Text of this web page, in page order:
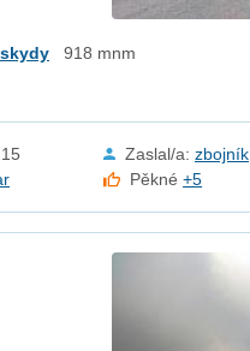
918 mnm
Zaslal/a: zbojník
Pěkné+5